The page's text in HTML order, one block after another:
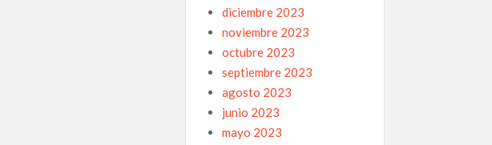
diciembre 2023
noviembre 2023
octubre 2023
septiembre 2023
agosto 2023
junio 2023
mayo 2023